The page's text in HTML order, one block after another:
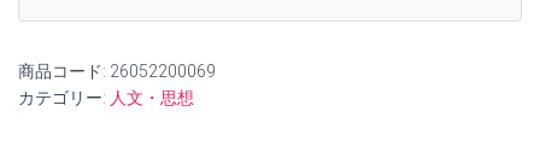
商品コード: 26052200069
カテゴリー: 人文・思想